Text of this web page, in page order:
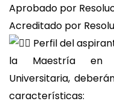
Aprobado por
Acreditado por
Perfil del
la Maestría en
Universitaria,
características: